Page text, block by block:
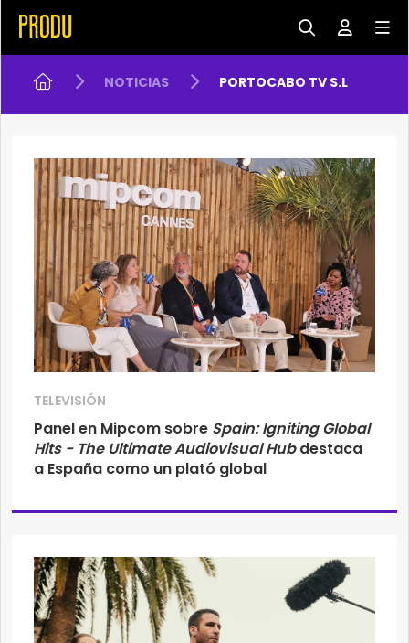
NOTICIAS PORTOCABO TV S.L
TELEVISIÓN
Panel en Mipcom sobre Spain: Igniting Global
Hits - The Ultimate Audiovisual Hubdestaca
a España como un plató global